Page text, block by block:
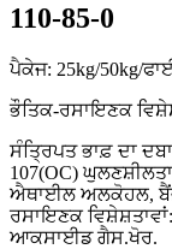
110-85-0
ਪੈਕੇਜ: 25kg/50kg/
ਭੌਤਿਕ-ਰਸਾਇਣਕ
ਸੰਤ੍ਰਿਪਤ ਭਾਫ਼ ਦਾ
107(OC)
ਐਥਾਈਲ ਅਲਕੋਹਲ,
ਰਸਾਇਣਕ
ਆਕਸਾਈਡ ਗੈਸ.ਖੋਰ.